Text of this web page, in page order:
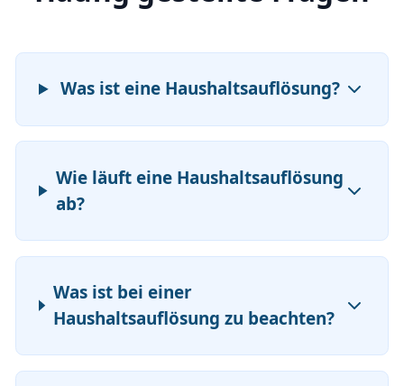
Was ist eine Haushaltsauflösung?
Wie läuft eine Haushaltsauflösung
ab?
Was ist bei einer
Haushaltsauflösung zu beachten?